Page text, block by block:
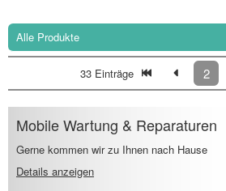
Alle Produkte
33 Einträge 2
Mobile Wartung & Reparaturen
Gerne kommen wir zu Ihnen nach Hause
Details anzeigen